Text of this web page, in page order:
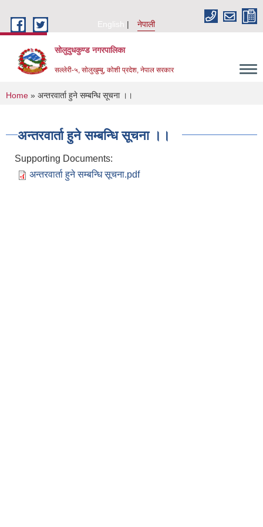
English
नेपाली
सोलुदुधकुण्ड नगरपालिका
सल्लेरी-५, सोलुखुम्बु, कोशी प्रदेश, नेपाल सरकार
You are here
Home » अन्तरवार्ता हुने सम्बन्धि सूचना ।।
अन्तरवार्ता हुने सम्बन्धि सूचना ।।
Supporting Documents:
अन्तरवार्ता हुने सम्बन्धि सूचना.pdf